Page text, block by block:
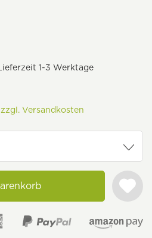
1-3 Werktage
zzgl. Versandkosten